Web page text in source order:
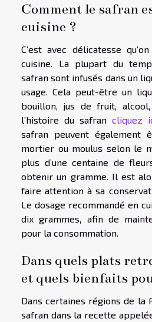
Comment le safran
cuisine ?
C’est avec délicatesse
cuisine. La plupart du
safran sont infusés dans un
usage. Cela peut-être un
bouillon, jus de fruit,
l’histoire du safran cliquez
safran peuvent également
mortier ou moulus selon le
plus d’une centaine de
obtenir un gramme. Il est
faire attention à sa
Le dosage recommandé en
dix grammes, afin de
pour la consommation.
Dans quels plats
et quels bienfaits
Dans certaines régions de la
safran dans la recette